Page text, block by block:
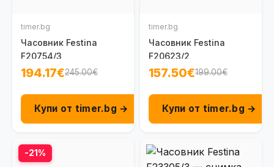
timer.bg
Часовник Festina
F20754/3
194.17€245.00€
Купи от timer.bg →
timer.bg
Часовник Festina
F20623/2
157.50€199.00€
Купи от timer.bg →
-21%